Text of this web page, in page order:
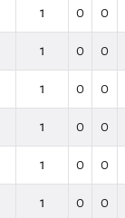
1 0 0
1 0 0
1 0 0
1 0 0
1 0 0
1 0 0